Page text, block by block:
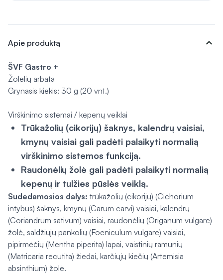
Apie produktą expand_more
ŠVF Gastro +
Žolelių arbata
Grynasis kiekis: 30 g (20 vnt.)
Virškinimo sistemai / kepenų veiklai
Trūkažolių (cikorijų) šaknys, kalendrų vaisiai,
kmynų vaisiai gali padėti palaikyti normalią
virškinimo sistemos funkciją.
Raudonėlių žolė gali padėti palaikyti normalią
kepenų ir tulžies pūslės veiklą.
Sudedamosios dalys: trūkažolių (cikorijų) (Cichorium
intybus) šaknys, kmynų (Carum carvi) vaisiai, kalendrų
(Coriandrum sativum) vaisiai, raudonėlių (Origanum vulgare)
žolė, saldžiųjų pankolių (Foeniculum vulgare) vaisiai,
pipirmėčių (Mentha piperita) lapai, vaistinių ramunių
(Matricaria recutita) žiedai, karčiųjų kiečių (Artemisia
absinthium) žolė.